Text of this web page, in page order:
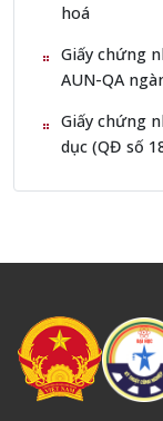
hoá
Giấy chứng
AUN-QA
Giấy chứng
dục (QĐ số